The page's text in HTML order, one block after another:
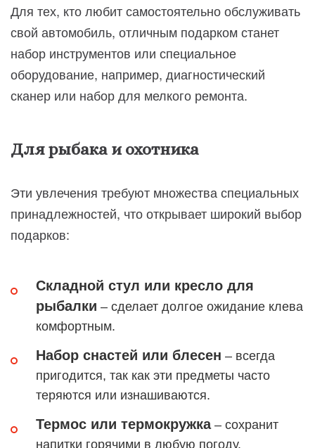
Для тех, кто любит самостоятельно обслуживать
свой автомобиль, отличным подарком станет
набор инструментов или специальное
оборудование, например, диагностический
сканер или набор для мелкого ремонта.
Для рыбака и охотника
Эти увлечения требуют множества специальных
принадлежностей, что открывает широкий выбор
подарков:
Складной стул или кресло для
рыбалки – сделает долгое ожидание клева
комфортным.
Набор снастей или блесен – всегда
пригодится, так как эти предметы часто
теряются или изнашиваются.
Термос или термокружка– сохранит
напитки горячими в любую погоду.